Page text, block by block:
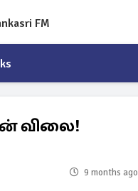
FM
விலை!
9 months ago